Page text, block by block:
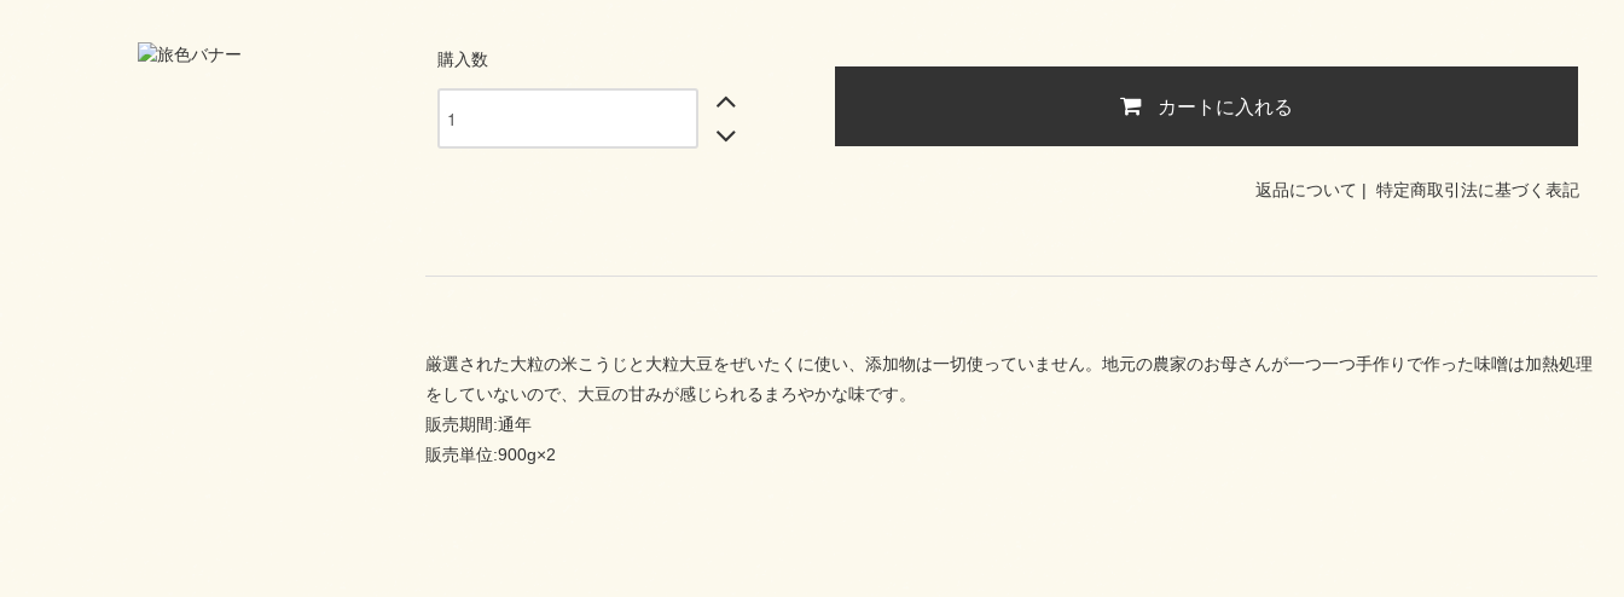
購入数
カートに入れる
返品について | 特定商取引法に基づく表記
厳選された大粒の米こうじと大粒大豆をぜいたくに使い、添加物は一切使っていません。地元の農家のお母さんが一つ一つ手作りで作った味噌は加熱処理
をしていないので、大豆の甘みが感じられるまろやかな味です。
販売期間:通年
販売単位:900g×2